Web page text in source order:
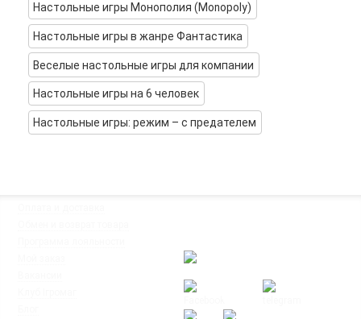
Настольные игры Монополия (Monopoly)
Настольные игры в жанре Фантастика
Веселые настольные игры для компании
Настольные игры на 6 человек
Настольные игры: режим – с предателем